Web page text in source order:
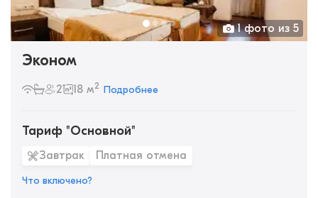
1 фото из 5
Эконом
2 18 м2 Подробнее
Тариф "Основной"
Завтрак Платная отмена
Что включено?